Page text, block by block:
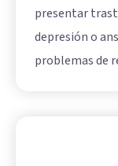
presentar
depresión o
problemas de